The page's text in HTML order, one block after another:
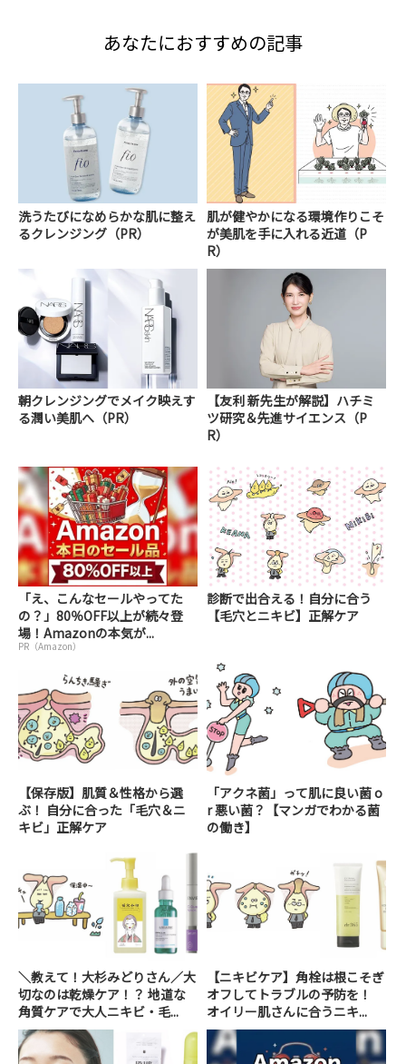
あなたにおすすめの記事
洗うたびになめらかな肌に整え
るクレンジング（PR）
肌が健やかになる環境作りこそ
が美肌を手に入れる近道（P
R）
朝クレンジングでメイク映えす
る潤い美肌へ（PR）
【友利 新先生が解説】ハチミ
ツ研究＆先進サイエンス（P
R）
「え、こんなセールやってた
の？」80％OFF以上が続々登
場！Amazonの本気が...
PR（Amazon）
診断で出合える！自分に合う
【毛穴とニキビ】正解ケア
【保存版】肌質＆性格から選
ぶ！ 自分に合った「毛穴＆ニ
キビ」正解ケア
「アクネ菌」って肌に良い菌 o
r 悪い菌？【マンガでわかる菌
の働き】
＼教えて！大杉みどりさん／大
切なのは乾燥ケア！？ 地道な
角質ケアで大人ニキビ・毛...
【ニキビケア】角栓は根こそぎ
オフしてトラブルの予防を！
オイリー肌さんに合うニキ...